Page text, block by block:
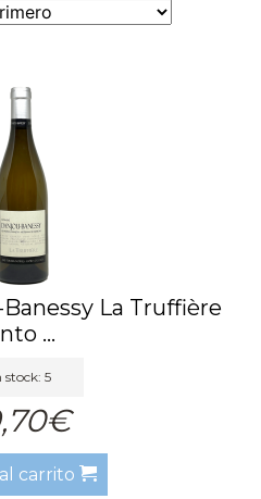
La Truffière
...
stock: 5
carrito